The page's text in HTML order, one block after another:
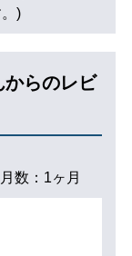
)
からのレビ
数： 1ヶ月